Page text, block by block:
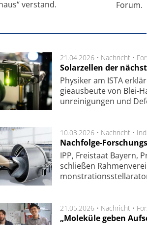
verstand.
Forum.
21.04.2026 • Nachricht •
Solarzellen der
Physiker am ISTA
gie­aus­beu­te von Blei-
unrei­ni­gung­en und
10.03.2026 • Nachricht •
Nachfolge-
IPP, Frei­staat Bay­ern,
schließen
21.05.2026 • Nachricht •
„Moleküle geben